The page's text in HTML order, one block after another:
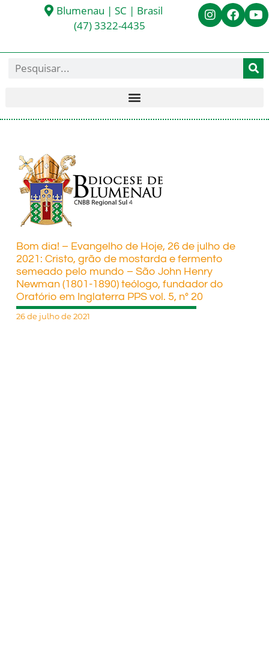
Blumenau | SC | Brasil
(47) 3322-4435
Bom dia! – Evangelho de Hoje, 26 de julho de
2021: Cristo, grão de mostarda e fermento
semeado pelo mundo – São John Henry
Newman (1801-1890) teólogo, fundador do
Oratório em Inglaterra PPS vol. 5, n° 20
26 de julho de 2021